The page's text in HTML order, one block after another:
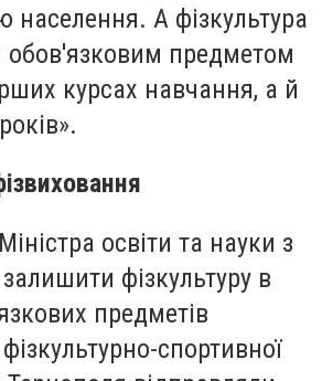
населення. А фізкультура
обов'язковим предметом
курсах навчання, а й
освіти та науки з
фізкультуру в
предметів
спортивної